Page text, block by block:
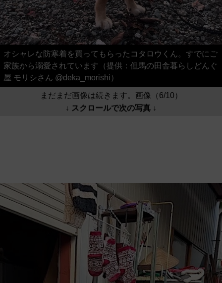
オシャレな防寒着を買ってもらったコタロウくん。すでにご
家族から溺愛されています（提供：但馬の田舎暮らしどんぐ
屋 モリシさん @deka_morishi）
まだまだ画像は続きます。画像（6/10）
↓ スクロールで次の写真 ↓